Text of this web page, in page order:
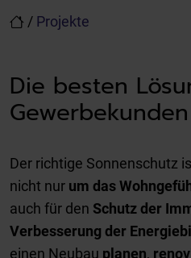
/ Projekte
Die besten
Gewerbekunden
Der richtige Sonnenschutz
nicht nur um das
auch für den Schutz der
Verbesserung der
einen Neubau planen,